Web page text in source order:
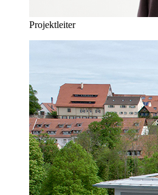
Projektleiter